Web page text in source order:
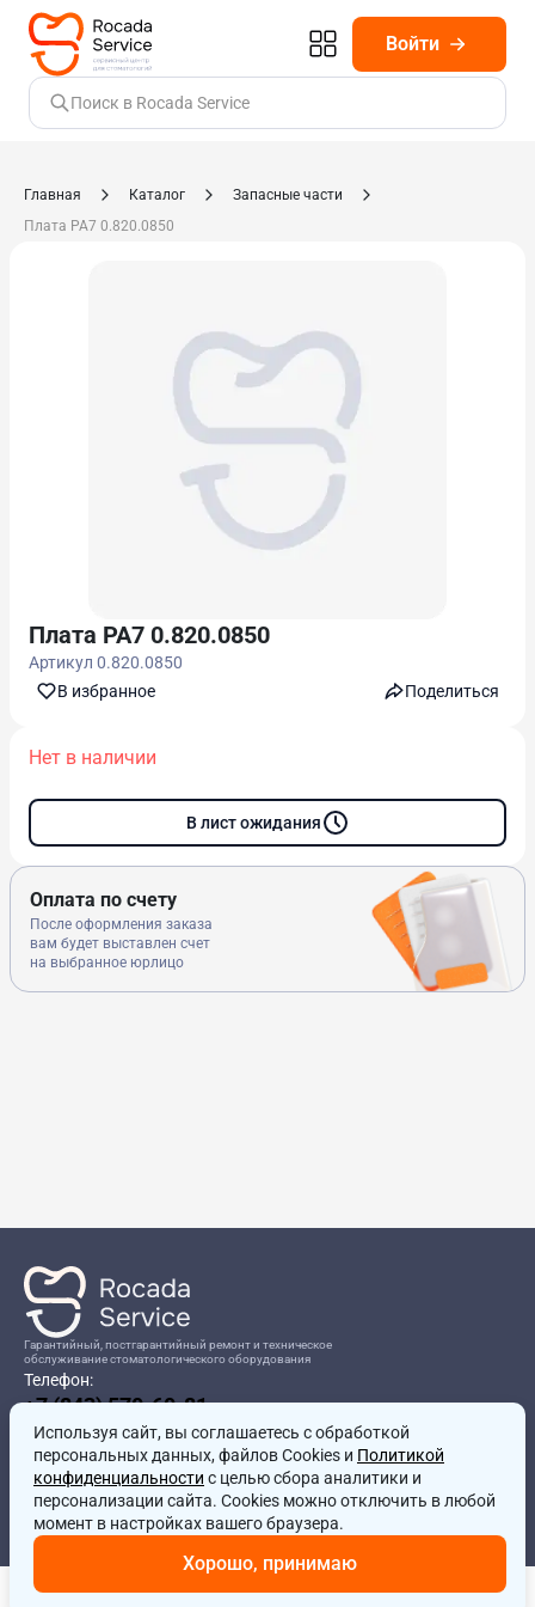
Войти
Поиск в Rocada Service
Главная Каталог
Запасные части
Плата PA7 0.820.0850
Плата PA7 0.820.0850
Артикул 0.820.0850
В избранноe
Поделиться
Нет в наличии
В лист ожидания
Оплата по счету
После оформления заказа
вам будет выставлен счет
на выбранное юрлицо
Гарантийный, постгарантийный ремонт и техническое
обслуживание стоматологического оборудования
Телефон:
+7 (843) 570-60-81
Режим работы:8:00-17:00
Адрес:
г.Казань, ул.Проспект Победы, д.204в
Почта:
service@rocadamed.ru
Другие проекты
Используя сайт, вы соглашаетесь с обработкой
персональных данных, файлов Cookies и Политикой
конфиденциальности с целью сбора аналитики и
персонализации сайта. Cookies можно отключить в любой
момент в настройках вашего браузера.
Хорошо, принимаю